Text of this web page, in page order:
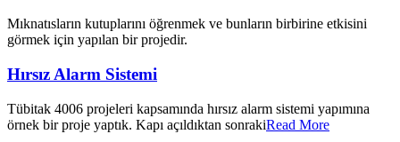
Mıknatısların kutuplarını öğrenmek ve bunların birbirine etkisini
görmek için yapılan bir projedir.
Hırsız Alarm Sistemi
Tübitak 4006 projeleri kapsamında hırsız alarm sistemi yapımına
örnek bir proje yaptık. Kapı açıldıktan sonrakiRead More